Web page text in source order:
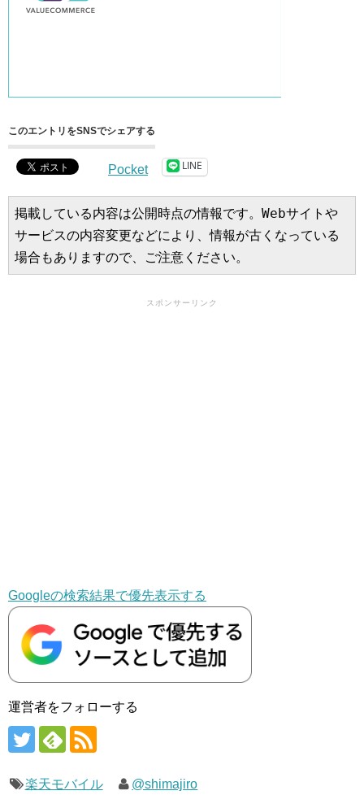
このエントリをSNSでシェアする
Pocket LINE
掲載している内容は公開時点の情報です。Webサイトや
サービスの内容変更などにより、情報が古くなっている
場合もありますので、ご注意ください。
スポンサーリンク
Googleの検索結果で優先表示する
運営者をフォローする
楽天モバイル @shimajiro